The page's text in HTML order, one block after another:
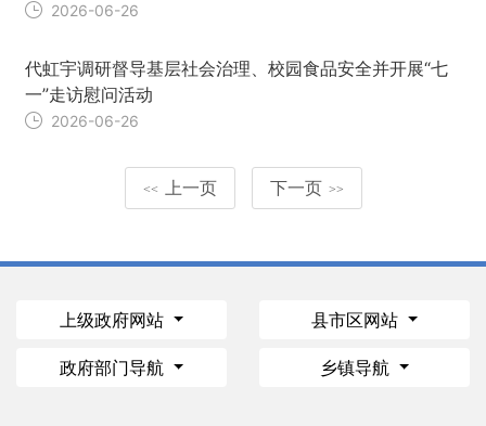
2026-06-26
代虹宇调研督导基层社会治理、校园食品安全并开展“七
一”走访慰问活动
2026-06-26
<< 上一页 下一页 >>
上级政府网站 县市区网站
政府部门导航 乡镇导航